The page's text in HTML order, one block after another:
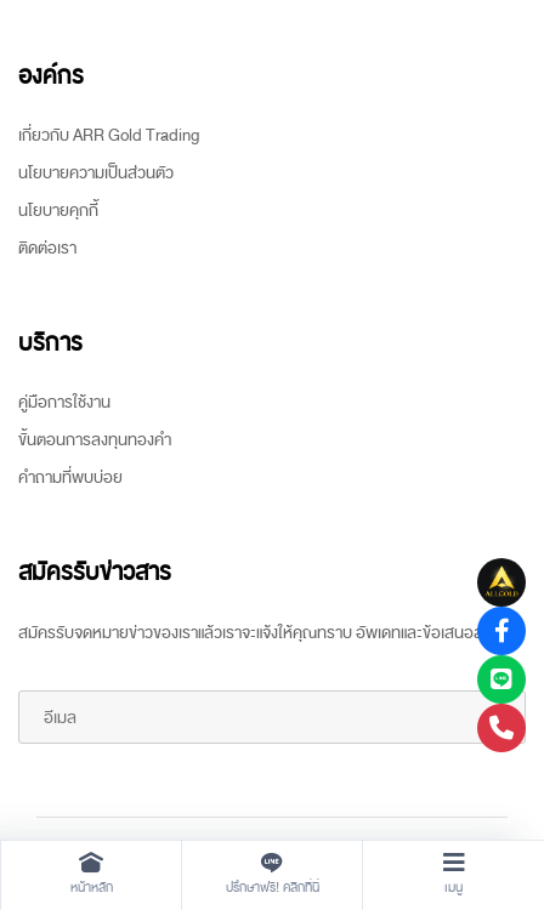
องค์กร
เกี่ยวกับ ARR Gold Trading
นโยบายความเป็นส่วนตัว
นโยบายคุกกี้
ติดต่อเรา
บริการ
คู่มือการใช้งาน
ขั้นตอนการลงทุนทองคำ
คำถามที่พบบ่อย
สมัครรับข่าวสาร
สมัครรับจดหมายข่าวของเราแล้วเราจะแจ้งให้คุณทราบ อัพเดทและข้อเสนอล่าสุด
Copyright © 2026 All rights reserved ARR Gold Trading
หน้าหลัก ปรึกษาฟรี! คลิกที่นี่ เมนู